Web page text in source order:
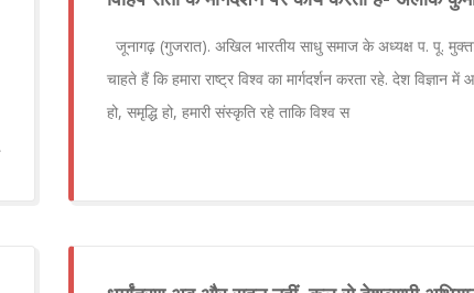
जूनागढ़ (गुजरात). अखिल भारतीय साधु समाज के अध्यक्ष प. पू.
चाहते हैं कि हमारा राष्ट्र विश्व का मार्गदर्शन करता रहे. देश
हो, समृद्धि हो, हमारी संस्कृति रहे ताकि विश्व स